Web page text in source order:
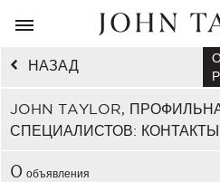
НАЗАД
JOHN TAYLOR,
СПЕЦИАЛИСТОВ: КОНТАКТЫ
0 объявления